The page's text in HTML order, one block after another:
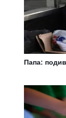
Папа: